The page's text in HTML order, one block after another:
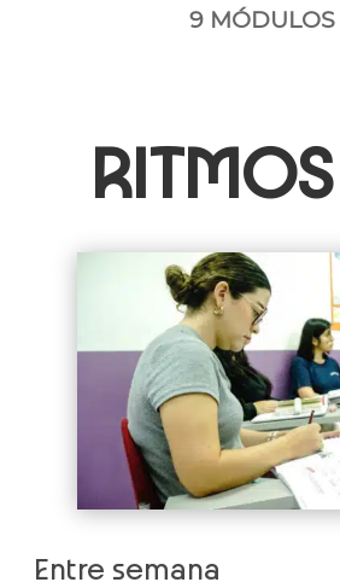
9 MÓDULOS
RITMOS
Entre semana